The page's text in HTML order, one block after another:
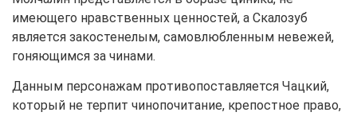
имеющего нравственных ценностей, а Скалозуб
является закостенелым, самовлюбленным невежей,
гоняющимся за чинами.
Данным персонажам противопоставляется Чацкий,
который не терпит чинопочитание, крепостное право,